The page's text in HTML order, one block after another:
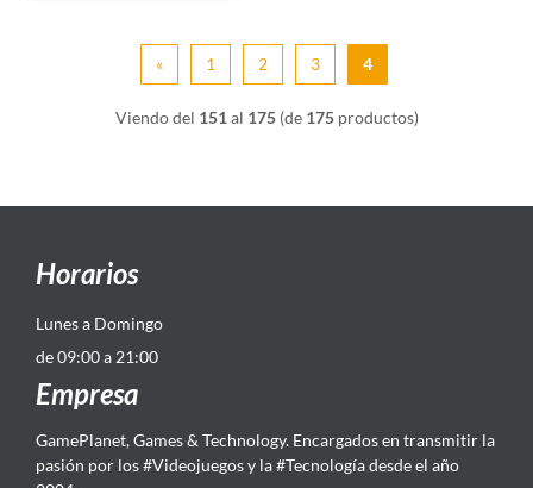
« 1 2 3 4
Viendo del 151 al 175(de 175productos)
Horarios
Lunes a Domingo
de 09:00 a 21:00
Empresa
GamePlanet, Games & Technology. Encargados en transmitir la
pasión por los #Videojuegos y la #Tecnología desde el año